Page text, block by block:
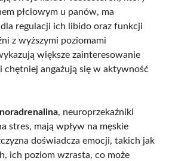
płciowym u panów, ma
dla regulacji ich libido oraz funkcji
z wyższymi poziomami
większe zainteresowanie
angażują się w aktywność
, neuroprzekaźniki
stres, mają wpływ na męskie
doświadcza emocji, takich jak
ich poziom wzrasta, co może